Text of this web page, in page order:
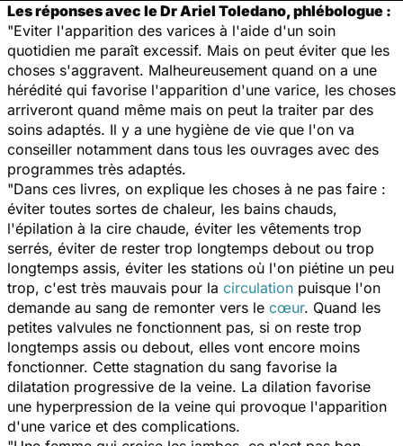
Les réponses avec le Dr Ariel Toledano, phlébologue :
"Eviter l'apparition des varices à l'aide d'un soin
quotidien me paraît excessif. Mais on peut éviter que les
choses s'aggravent. Malheureusement quand on a une
hérédité qui favorise l'apparition d'une varice, les choses
arriveront quand même mais on peut la traiter par des
soins adaptés. Il y a une hygiène de vie que l'on va
conseiller notamment dans tous les ouvrages avec des
programmes très adaptés.
"Dans ces livres, on explique les choses à ne pas faire :
éviter toutes sortes de chaleur, les bains chauds,
l'épilation à la cire chaude, éviter les vêtements trop
serrés, éviter de rester trop longtemps debout ou trop
longtemps assis, éviter les stations où l'on piétine un peu
trop, c'est très mauvais pour la circulation puisque l'on
demande au sang de remonter vers le cœur. Quand les
petites valvules ne fonctionnent pas, si on reste trop
longtemps assis ou debout, elles vont encore moins
fonctionner. Cette stagnation du sang favorise la
dilatation progressive de la veine. La dilation favorise
une hyperpression de la veine qui provoque l'apparition
d'une varice et des complications.